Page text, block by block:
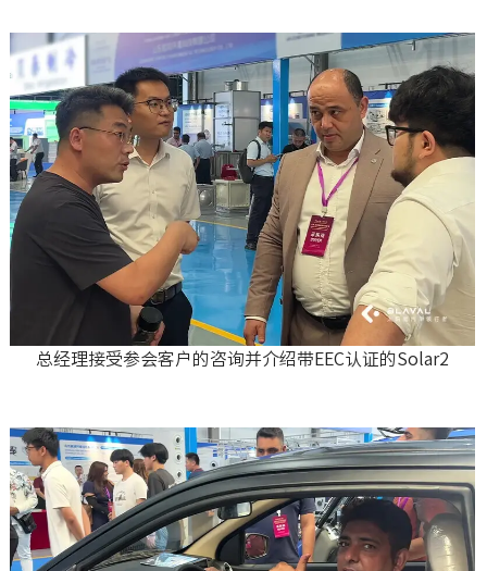
总经理接受参会客户的咨询并介绍带EEC认证的Solar2